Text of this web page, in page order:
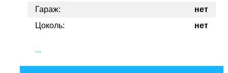
Гараж:
нет
Цоколь:
нет
...